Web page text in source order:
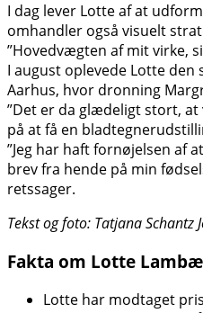
I dag lever Lotte af at
omhandler også visuelt
”Hovedvægten af mit virke,
I august oplevede Lotte
Aarhus, hvor dronning
”Det er da glædeligt stort,
på at få en
”Jeg har haft fornøjelsen af
brev fra hende på min
retssager.
Tekst og foto: Tatjana Schantz
Fakta om Lotte
Lotte har modtaget